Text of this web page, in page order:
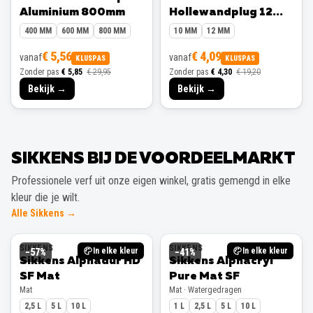
Aluminium 800mm
400 MM 600 MM 800 MM
vanaf€ 5,56 KLUSPAS
Zonder pas € 5,85 € 29,95
Bekijk →
Hollewandplug 12
mm 10 stuks
10 MM 12 MM
vanaf€ 4,09 KLUSPAS
Zonder pas € 4,30 € 19,20
Bekijk →
SIKKENS BIJ DE VOORDEELMARKT
Professionele verf uit onze eigen winkel, gratis gemengd in elke
kleur die je wilt.
Alle Sikkens →
−57% In elke kleur
SIKKENS
Sikkens Alphadur HD
SF Mat
Mat
2,5 L
5 L 10 L
−41% In elke kleur
SIKKENS
Sikkens Alphacryl
Pure Mat SF
Mat · Watergedragen
1 L
2,5 L 5 L 10 L